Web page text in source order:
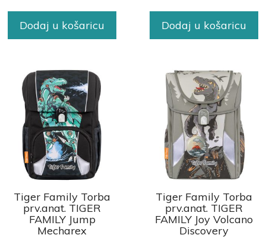
Dodaj u košaricu Dodaj u košaricu
Tiger Family Torba
prv.anat. TIGER
FAMILY Jump
Mecharex
Tiger Family Torba
prv.anat. TIGER
FAMILY Joy Volcano
Discovery